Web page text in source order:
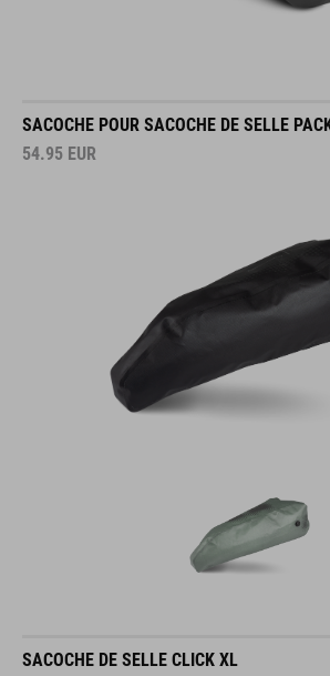
SACOCHE POUR SACOCHE DE SELLE
54.95 EUR
SACOCHE DE SELLE CLICK XL